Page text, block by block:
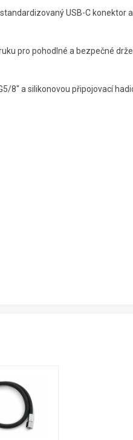
USB-C konektor
pro pohodlné a bezpečné
8" a silikonovou připojovací